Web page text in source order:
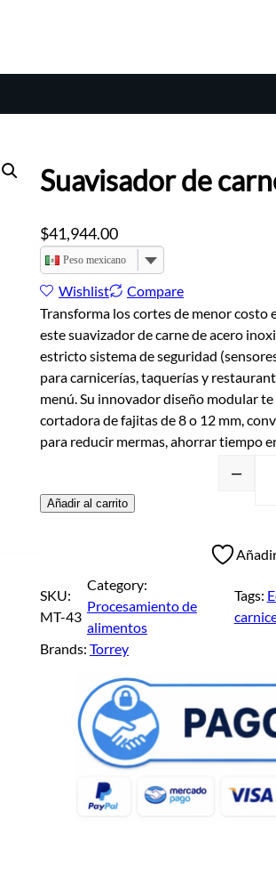
Suavisador de
$41,944.00
Peso mexicano
Wishlist
Compare
Transforma los cortes de menor costo
este suavizador de carne de acero
estricto sistema de seguridad
para carnicerías, taquerías y
menú. Su innovador diseño modular
cortadora de fajitas de 8 o 12 mm,
para reducir mermas, ahorrar tiempo
–
Añadir al carrito
SKU:
MT-43
Category:
Procesamiento de
alimentos
Tags:
Brands: Torrey